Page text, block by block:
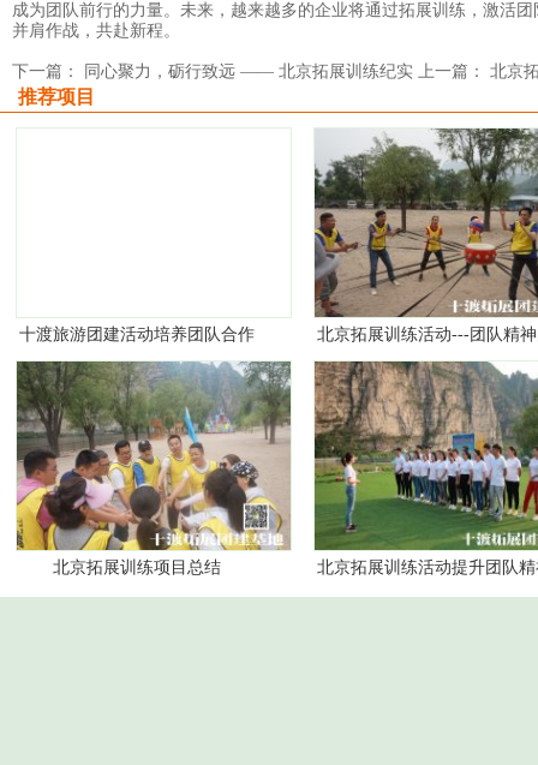
成为团队前行的力量。未来，越来越多的企业将通过拓展训练，激活
并肩作战，共赴新程。
下一篇： 同心聚力，砺行致远 —— 北京拓展训练纪实 上一篇： 北京
推荐项目
十渡旅游团建活动培养团队合作
精神
北京拓展训练活动---团队精
意义
北京拓展训练项目总结 北京拓展训练活动提升团队